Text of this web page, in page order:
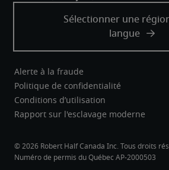
Alerte à la fraude
Politique de confidentialité
Conditions d’utilisation
Rapport sur l'esclavage moderne
Robert Half Canada Inc. Tous droits